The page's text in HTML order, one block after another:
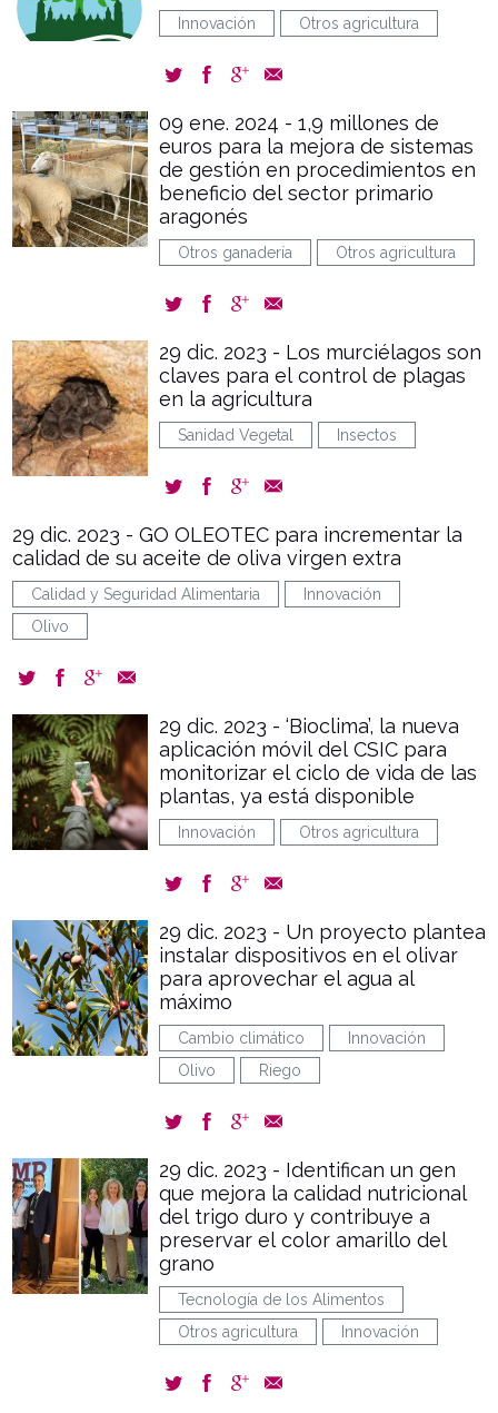
Innovación Otros agricultura
09 ene. 2024 - 1,9 millones de
euros para la mejora de sistemas
de gestión en procedimientos en
beneficio del sector primario
aragonés
Otros ganadería Otros agricultura
29 dic. 2023 - Los murciélagos son
claves para el control de plagas
en la agricultura
Sanidad Vegetal Insectos
29 dic. 2023 - GO OLEOTEC para incrementar la
calidad de su aceite de oliva virgen extra
Calidad y Seguridad Alimentaria
Innovación
Olivo
29 dic. 2023 - ‘Bioclima’, la nueva
aplicación móvil del CSIC para
monitorizar el ciclo de vida de las
plantas, ya está disponible
Innovación Otros agricultura
29 dic. 2023 - Un proyecto plantea
instalar dispositivos en el olivar
para aprovechar el agua al
máximo
Cambio climático
Innovación
Olivo
Riego
29 dic. 2023 - Identifican un gen
que mejora la calidad nutricional
del trigo duro y contribuye a
preservar el color amarillo del
grano
Tecnología de los Alimentos
Otros agricultura
Innovación